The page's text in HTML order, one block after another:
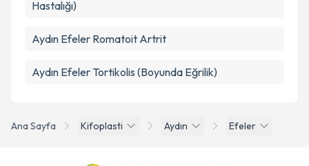
Ana Sayfa Kifoplasti Aydın Efeler
Hastalığı)
Aydın Efeler Romatoit Artrit
Aydın Efeler Tortikolis (Boyunda Eğrilik)